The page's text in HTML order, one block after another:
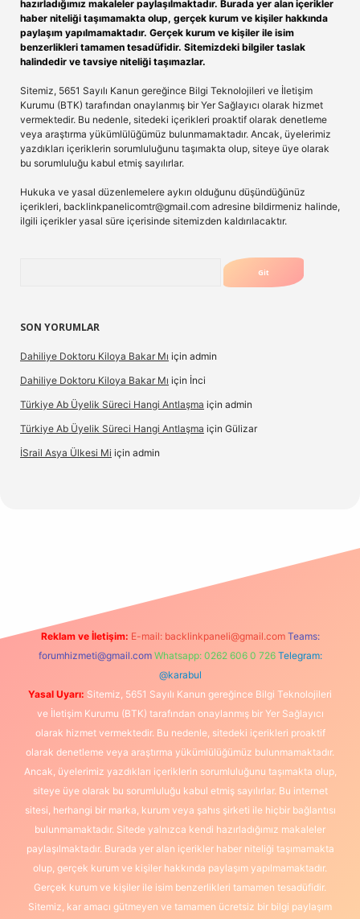
hazırladığımız makaleler paylaşılmaktadır. Burada yer alan içerikler
haber niteliği taşımamakta olup, gerçek kurum ve kişiler hakkında
paylaşım yapılmamaktadır. Gerçek kurum ve kişiler ile isim
benzerlikleri tamamen tesadüfidir. Sitemizdeki bilgiler taslak
halindedir ve tavsiye niteliği taşımazlar.
Sitemiz, 5651 Sayılı Kanun gereğince Bilgi Teknolojileri ve İletişim
Kurumu (BTK) tarafından onaylanmış bir Yer Sağlayıcı olarak hizmet
vermektedir. Bu nedenle, sitedeki içerikleri proaktif olarak denetleme
veya araştırma yükümlülüğümüz bulunmamaktadır. Ancak, üyelerimiz
yazdıkları içeriklerin sorumluluğunu taşımakta olup, siteye üye olarak
bu sorumluluğu kabul etmiş sayılırlar.
Hukuka ve yasal düzenlemelere aykırı olduğunu düşündüğünüz
içerikleri, backlinkpanelicomtr@gmail.com adresine bildirmeniz halinde,
ilgili içerikler yasal süre içerisinde sitemizden kaldırılacaktır.
SON YORUMLAR
Dahiliye Doktoru Kiloya Bakar Mı için admin
Dahiliye Doktoru Kiloya Bakar Mı için İnci
Türkiye Ab Üyelik Süreci Hangi Antlaşma için admin
Türkiye Ab Üyelik Süreci Hangi Antlaşma için Gülizar
İSrail Asya Ülkesi Mi için admin
Reklam ve İletişim: E-mail: backlinkpaneli@gmail.com Teams:
forumhizmeti@gmail.com Whatsapp: 0262 606 0 726 Telegram:
@karabul
Yasal Uyarı: Sitemiz, 5651 Sayılı Kanun gereğince Bilgi Teknolojileri
ve İletişim Kurumu (BTK) tarafından onaylanmış bir Yer Sağlayıcı
olarak hizmet vermektedir. Bu nedenle, sitedeki içerikleri proaktif
olarak denetleme veya araştırma yükümlülüğümüz bulunmamaktadır.
Ancak, üyelerimiz yazdıkları içeriklerin sorumluluğunu taşımakta olup,
siteye üye olarak bu sorumluluğu kabul etmiş sayılırlar. Bu internet
sitesi, herhangi bir marka, kurum veya şahıs şirketi ile hiçbir bağlantısı
bulunmamaktadır. Sitede yalnızca kendi hazırladığımız makaleler
paylaşılmaktadır. Burada yer alan içerikler haber niteliği taşımamakta
olup, gerçek kurum ve kişiler hakkında paylaşım yapılmamaktadır.
Gerçek kurum ve kişiler ile isim benzerlikleri tamamen tesadüfidir.
Sitemiz, kar amacı gütmeyen ve tamamen ücretsiz bir bilgi paylaşım